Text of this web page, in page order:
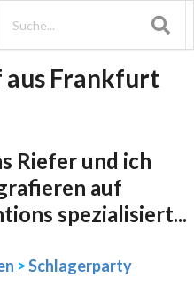
Frankfurt
Riefer und ich
auf
spezialisiert...
>Schlagerparty